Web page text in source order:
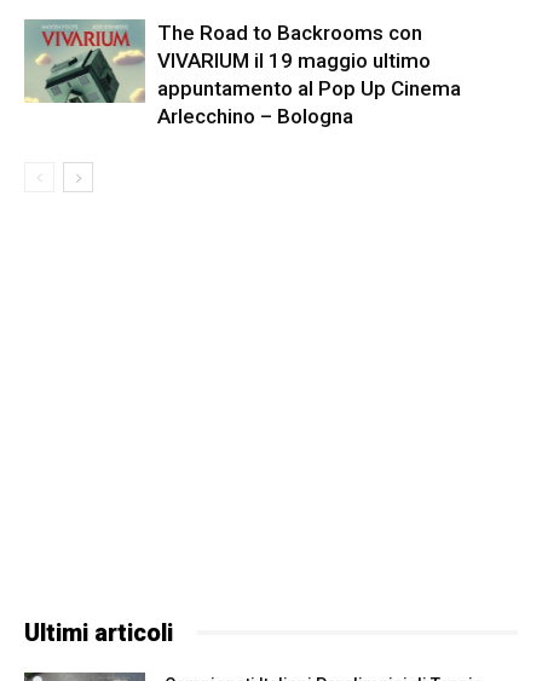
The Road to Backrooms con
VIVARIUM il 19 maggio ultimo
appuntamento al Pop Up Cinema
Arlecchino – Bologna
Ultimi articoli